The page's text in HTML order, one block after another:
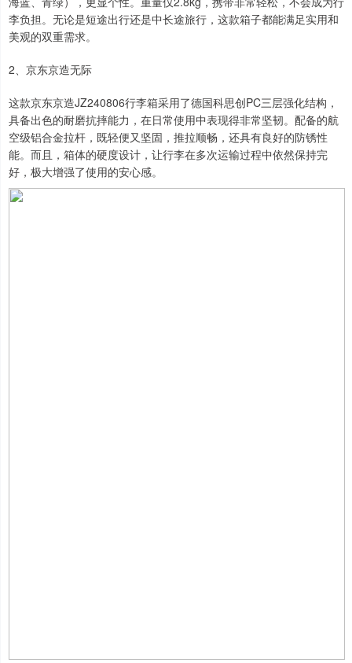
李负担。无论是短途出行还是中长途旅行，这款箱子都能满足实用和
美观的双重需求。
2、京东京造无际
这款京东京造JZ240806行李箱采用了德国科思创PC三层强化结构，
具备出色的耐磨抗摔能力，在日常使用中表现得非常坚韧。配备的航
空级铝合金拉杆，既轻便又坚固，推拉顺畅，还具有良好的防锈性
能。而且，箱体的硬度设计，让行李在多次运输过程中依然保持完
好，极大增强了使用的安心感。